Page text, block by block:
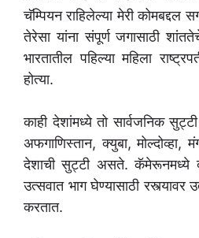
चॅम्पियन राहिलेल्या मेरी कोमबद्दल
तेरेसा यांना संपूर्ण जगासाठी
भारतातील पहिल्या महिला
होत्या.
काही देशांमध्ये तो सार्वजनिक
अफगाणिस्तान, क्युबा, मोल्दोव्हा,
देशाची सुट्टी असते. कॅमेरूनमध्ये
उत्सवात भाग घेण्यासाठी
करतात.